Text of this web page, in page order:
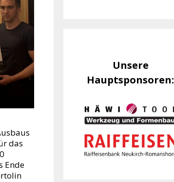
das
Ende
Unsere
Hauptsponsoren: